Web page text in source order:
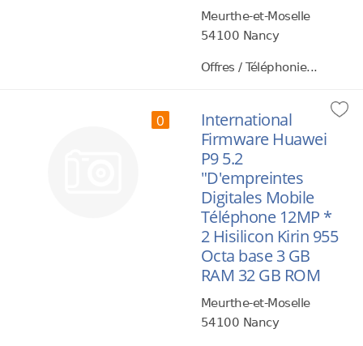
Meurthe-et-Moselle
54100 Nancy
Offres / Téléphonie...
0
International
Firmware Huawei
P9 5.2
"D'empreintes
Digitales Mobile
Téléphone 12MP *
2 Hisilicon Kirin 955
Octa base 3 GB
RAM 32 GB ROM
Meurthe-et-Moselle
54100 Nancy